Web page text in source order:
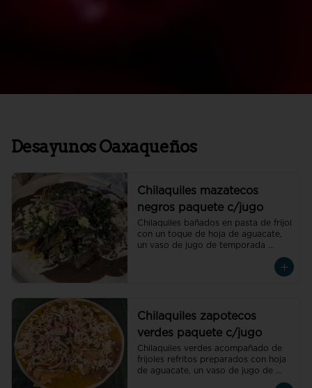
Desayunos Oaxaqueños
Chilaquiles mazatecos
negros paquete c/jugo
Chilaquiles bañados en pasta de frijol
con un toque de hoja de aguacate,
un vaso de jugo de temporada
pluma hidalgo, oaxaca, un pan dulce
chilaquiles
Chilaquiles zapotecos
verdes paquete c/jugo
Chilaquiles verdes acompañado de
frijoles refritos preparados con hoja
de aguacate, un vaso de jugo de